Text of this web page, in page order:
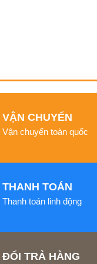
VẬN CHUYỂN
Vận chuyển toàn quốc
THANH TOÁN
Thanh toán linh động
ĐỔI TRẢ HÀNG